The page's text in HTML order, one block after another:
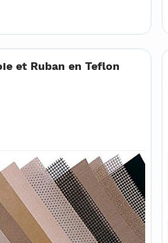
et Ruban en Teflon